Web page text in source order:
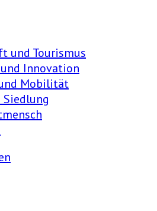
und Tourismus
Innovation
Mobilität